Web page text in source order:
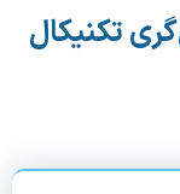
تکنیکال